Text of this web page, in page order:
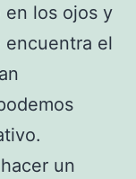
en los ojos y
encuentra el
un